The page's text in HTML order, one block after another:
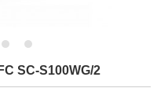
SC-S100WG/2